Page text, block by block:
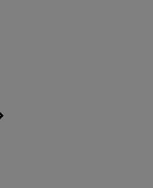
Gorros y Accesorios